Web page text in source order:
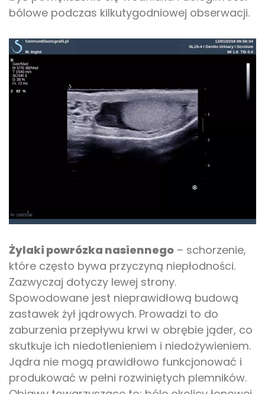
bólowe podczas kilkutygodniowej obserwacji.
Żylaki powrózka nasiennego – schorzenie,
które często bywa przyczyną niepłodności.
Zazwyczaj dotyczy lewej strony.
Spowodowane jest nieprawidłową budową
zastawek żył jądrowych. Prowadzi to do
zaburzenia przepływu krwi w obrębie jąder, co
skutkuje ich niedotlenieniem i niedożywieniem.
Jądra nie mogą prawidłowo funkcjonować i
produkować w pełni rozwiniętych plemników.